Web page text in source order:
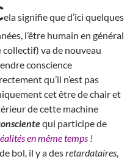
ela signifie que d’ici quelques
l’être humain en général
collectif) va de nouveau
conscience
qu’il n’est pas
cet être de chair et
de cette machine
qui participe de
en même temps !
bol, il y a desretardataires